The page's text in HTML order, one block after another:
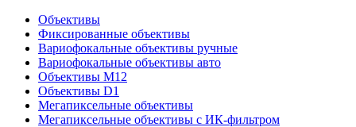
Объективы
Фиксированные объективы
Вариофокальные объективы ручные
Вариофокальные объективы авто
Объективы М12
Объективы D1
Мегапиксельные объективы
Мегапиксельные объективы с ИК-фильтром